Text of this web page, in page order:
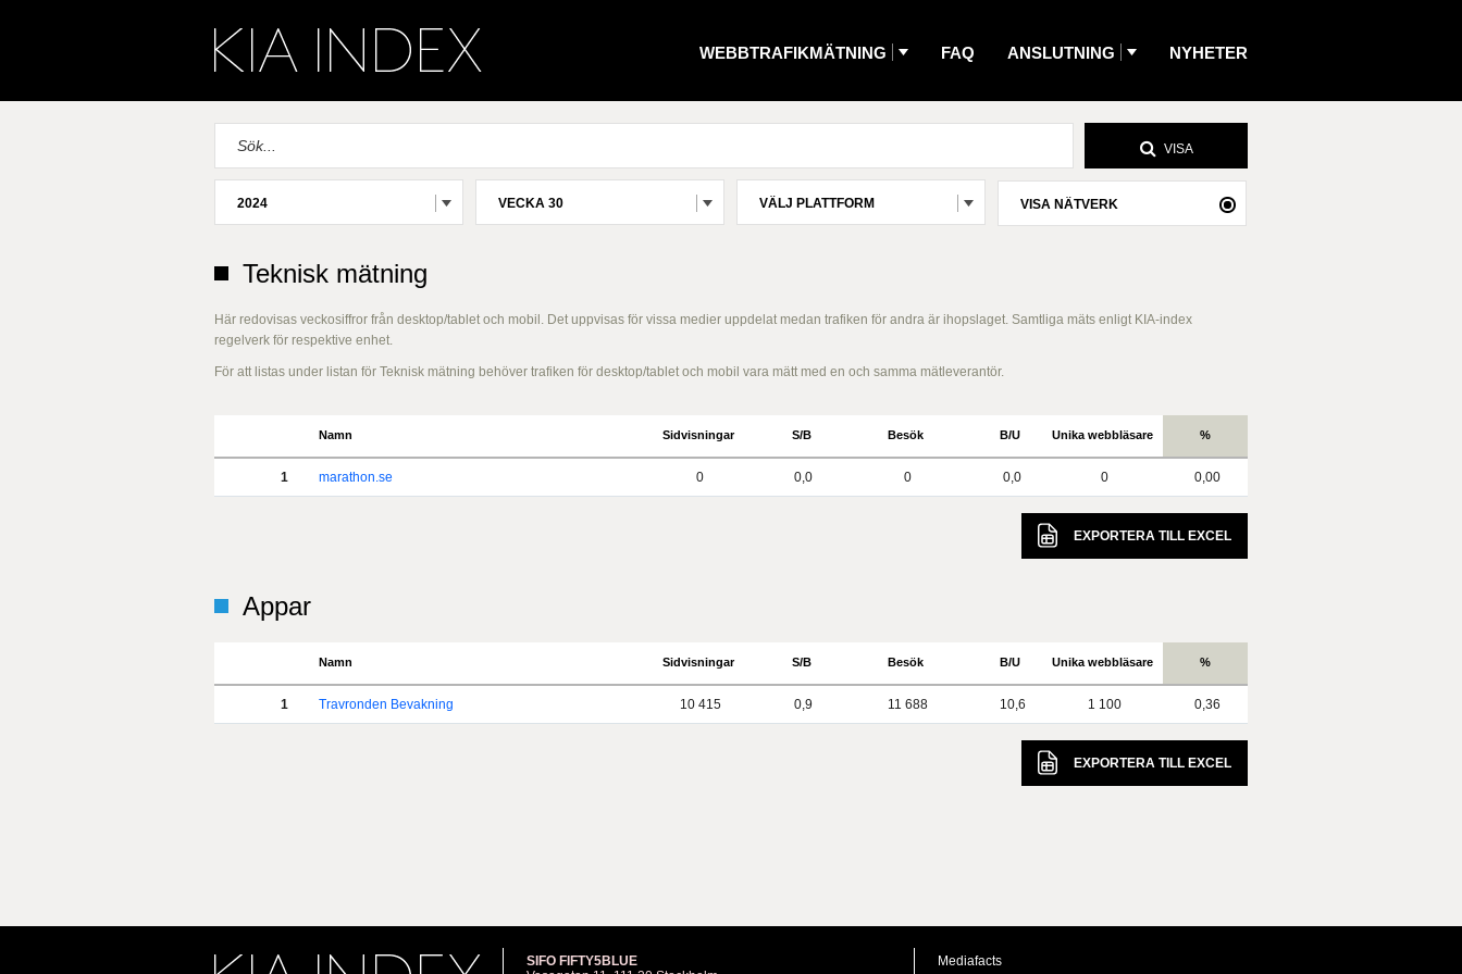
WEBBTRAFIKMÄTNING FAQ ANSLUTNING NYHETER
VISA
2024 VECKA 30 VÄLJ PLATTFORM VISA NÄTVERK
Teknisk mätning
Här redovisas veckosiffror från desktop/tablet och mobil. Det uppvisas för vissa medier uppdelat medan trafiken för andra är ihopslaget. Samtliga mäts enligt KIA-index
regelverk för respektive enhet.
För att listas under listan för Teknisk mätning behöver trafiken för desktop/tablet och mobil vara mätt med en och samma mätleverantör.
Namn Sidvisningar S/B Besök B/U Unika webbläsare %
1 marathon.se 0 0,0 0 0,0 0 0,00
EXPORTERA TILL EXCEL
Appar
Namn Sidvisningar S/B Besök B/U Unika webbläsare %
1 Travronden Bevakning 10 415 0,9 11 688 10,6 1 100 0,36
EXPORTERA TILL EXCEL
SIFO FIFTY5BLUE
Mediafacts